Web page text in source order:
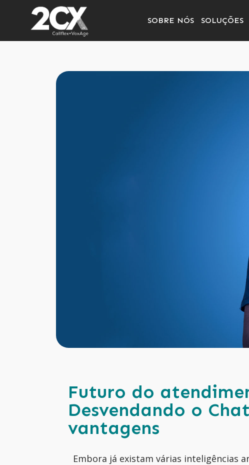
SOBRE NÓS SOLUÇÕES
Futuro do
Desvendando o
vantagens
Embora já existam várias inteligências